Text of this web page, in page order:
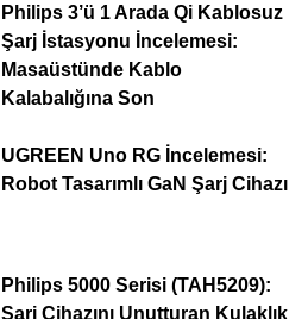
Philips 3’ü 1 Arada Qi Kablosuz
Şarj İstasyonu İncelemesi:
Masaüstünde Kablo
Kalabalığına Son
UGREEN Uno RG İncelemesi:
Robot Tasarımlı GaN Şarj Cihazı
Philips 5000 Serisi (TAH5209):
Şarj Cihazını Unutturan Kulaklık